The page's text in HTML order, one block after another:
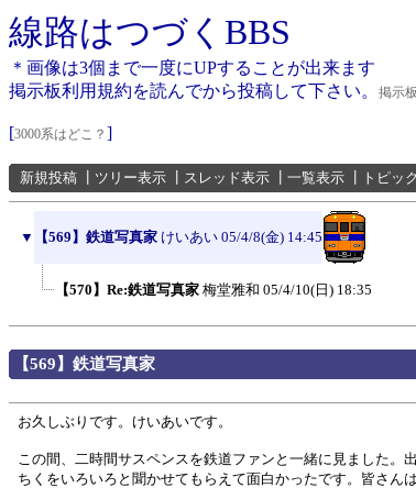
線路はつづくBBS
＊画像は3個まで一度にUPすることが出来ます
掲示板利用規約を読んでから投稿して下さい。
掲示
[3000系はどこ？ ]
新規投稿 ツリー表示 スレッド表示 一覧表示 トピッ
▼ 【569】鉄道写真家 けいあい 05/4/8(金) 14:45
【570】Re:鉄道写真家 梅堂雅和 05/4/10(日) 18:35
【569】鉄道写真家
お久しぶりです。けいあいです。
この間、二時間サスペンスを鉄道ファンと一緒に見ました。
ちくをいろいろと聞かせてもらえて面白かったです。皆さん